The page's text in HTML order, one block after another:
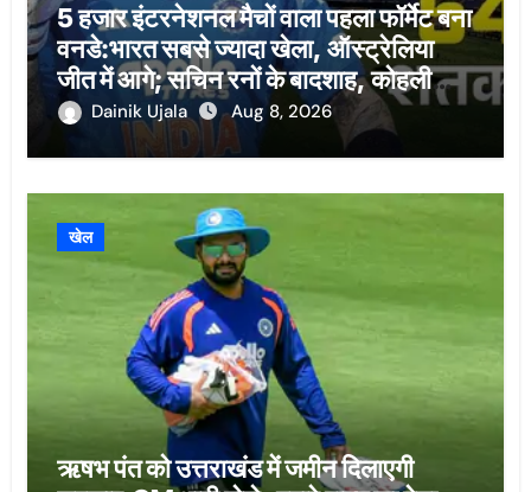
5 हजार इंटरनेशनल मैचों वाला पहला फॉर्मेट बना
वनडे:भारत सबसे ज्यादा खेला, ऑस्ट्रेलिया
जीत में आगे; सचिन रनों के बादशाह, कोहली
शतकों के किंग
Dainik Ujala Aug 8, 2026
खेल
ऋषभ पंत को उत्तराखंड में जमीन दिलाएगी